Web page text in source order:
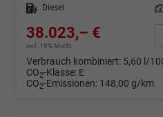
Kraftstoff
Diesel
38.023,– €
incl. 19% MwSt.
Verbrauch kombiniert: 5,60 l/
CO2-Klasse: E
CO2-Emissionen: 148,00 g/km